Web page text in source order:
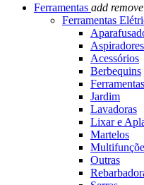
Ferramentas add remove
Ferramentas
Acessórios
Berbequins
Jardim
Lavadoras
Lixar e
Martelos
Outras